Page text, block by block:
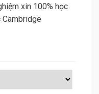
xin 100% học